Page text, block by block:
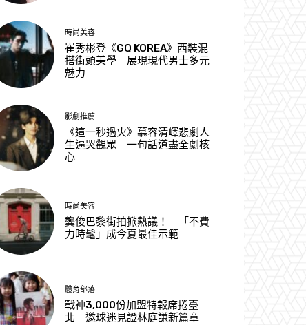
時尚美容
崔秀彬登《GQ KOREA》西裝混
搭街頭美學 展現現代男士多元
魅力
影劇推薦
《這一秒過火》慕容清嶧悲劇人
生逼哭觀眾 一句話道盡全劇核
心
時尚美容
龔俊巴黎街拍掀熱議！ 「不費
力時髦」成今夏最佳示範
體育部落
戰神3,000份加盟特報席捲臺
北 邀球迷見證林庭謙新篇章